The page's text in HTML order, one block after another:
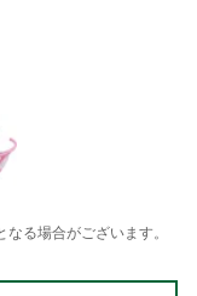
る場合がございます。